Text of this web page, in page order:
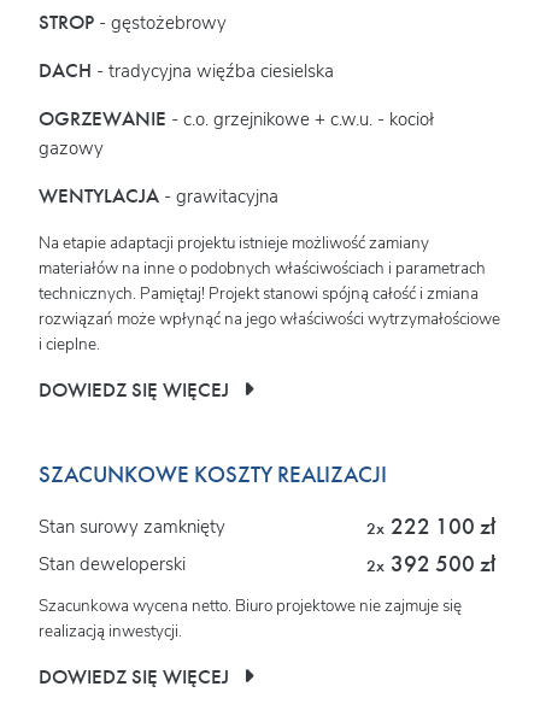
STROP - gęstożebrowy
DACH - tradycyjna więźba ciesielska
OGRZEWANIE - c.o. grzejnikowe + c.w.u. - kocioł
gazowy
WENTYLACJA - grawitacyjna
Na etapie adaptacji projektu istnieje możliwość zamiany
materiałów na inne o podobnych właściwościach i parametrach
technicznych. Pamiętaj! Projekt stanowi spójną całość i zmiana
rozwiązań może wpłynąć na jego właściwości wytrzymałościowe
i cieplne.
DOWIEDZ SIĘ WIĘCEJ
SZACUNKOWE KOSZTY REALIZACJI
Stan surowy zamknięty 2x 222 100 zł
Stan deweloperski 2x 392 500 zł
Szacunkowa wycena netto. Biuro projektowe nie zajmuje się
realizacją inwestycji.
DOWIEDZ SIĘ WIĘCEJ